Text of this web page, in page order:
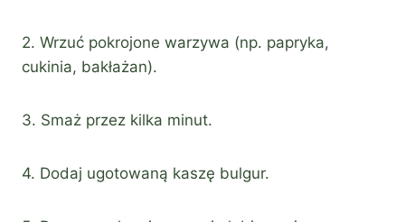
2. Wrzuć pokrojone warzywa (np. papryka,
cukinia, bakłażan).
3. Smaż przez kilka minut.
4. Dodaj ugotowaną kaszę bulgur.